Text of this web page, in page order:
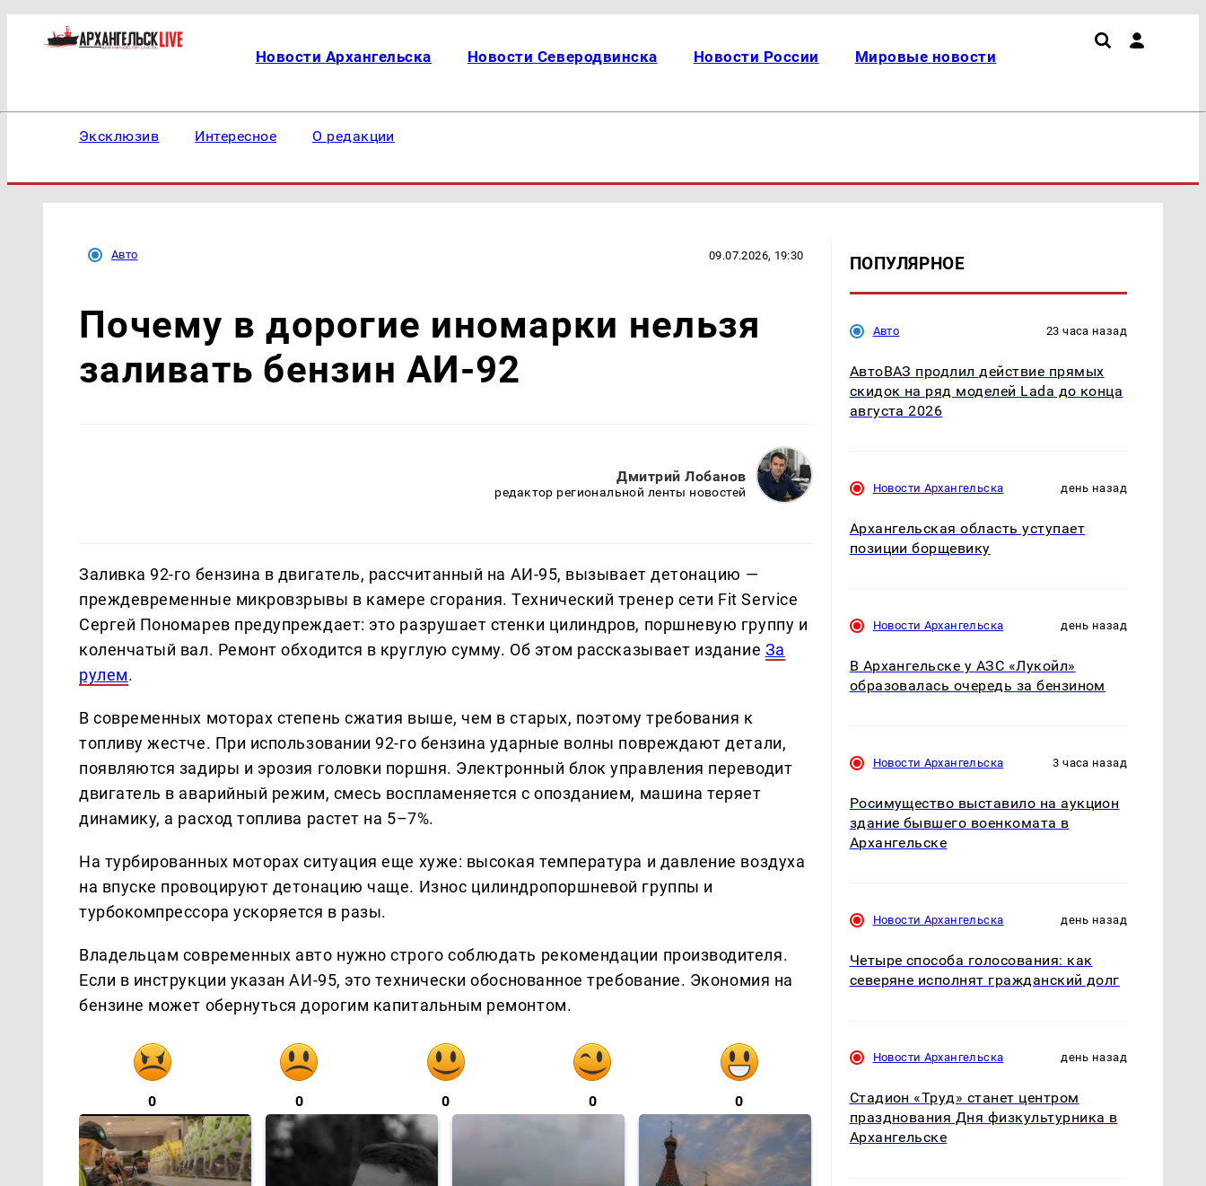
Новости Архангельска Новости Северодвинска Новости России Мировые новости
Эксклюзив Интересное О редакции
Авто 09.07.2026, 19:30
Почему в дорогие иномарки нельзя
заливать бензин АИ-92
Дмитрий Лобанов
редактор региональной ленты новостей
Заливка 92-го бензина в двигатель, рассчитанный на АИ-95, вызывает детонацию —
преждевременные микровзрывы в камере сгорания. Технический тренер сети Fit Service
Сергей Пономарев предупреждает: это разрушает стенки цилиндров, поршневую группу и
коленчатый вал. Ремонт обходится в круглую сумму. Об этом рассказывает издание За
рулем.
В современных моторах степень сжатия выше, чем в старых, поэтому требования к
топливу жестче. При использовании 92-го бензина ударные волны повреждают детали,
появляются задиры и эрозия головки поршня. Электронный блок управления переводит
двигатель в аварийный режим, смесь воспламеняется с опозданием, машина теряет
динамику, а расход топлива растет на 5–7%.
На турбированных моторах ситуация еще хуже: высокая температура и давление воздуха
на впуске провоцируют детонацию чаще. Износ цилиндропоршневой группы и
турбокомпрессора ускоряется в разы.
Владельцам современных авто нужно строго соблюдать рекомендации производителя.
Если в инструкции указан АИ-95, это технически обоснованное требование. Экономия на
бензине может обернуться дорогим капитальным ремонтом.
0 0 0 0 0
ПОПУЛЯРНОЕ
Авто 23 часа назад
АвтоВАЗ продлил действие прямых
скидок на ряд моделей Lada до конца
августа 2026
Новости Архангельска день назад
Архангельская область уступает
позиции борщевику
Новости Архангельска день назад
В Архангельске у АЗС «Лукойл»
образовалась очередь за бензином
Новости Архангельска 3 часа назад
Росимущество выставило на аукцион
здание бывшего военкомата в
Архангельске
Новости Архангельска день назад
Четыре способа голосования: как
северяне исполнят гражданский долг
Новости Архангельска день назад
Стадион «Труд» станет центром
празднования Дня физкультурника в
Архангельске